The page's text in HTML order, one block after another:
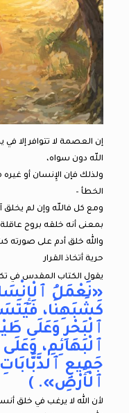
إن العصمة لا تتوافر إلا في
اللّه دون سواه،
ولذلك فإن الإِنسان أو
الخطأ –
ومع كل فاللّه وإن لم
بمعنى أنه خلقه بروح عاقلة
والله خلق أدم على
حرية أتخاذ القرار
يقول الكتاب المقدس في
«نَعْمَلُ
كَشَبَهِنَا،
ٱلْبَحْرِ وَعَلَى
ٱلْبَهَائِمِ،
جَمِيعِ
ٱلْأَرْضِ». )
لأن الله لا يرغب في خلق